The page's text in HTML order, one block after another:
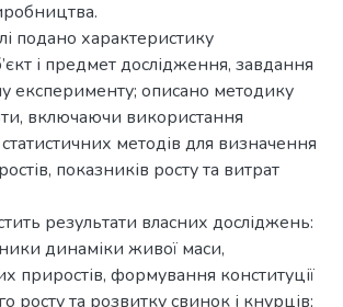
подано характеристику
і предмет дослідження, завдання
експерименту; описано методику
включаючи використання
методів для визначення
показників росту та витрат
результати власних досліджень:
динаміки живої маси,
приростів, формування конституції
росту та розвитку свинок і кнурців;